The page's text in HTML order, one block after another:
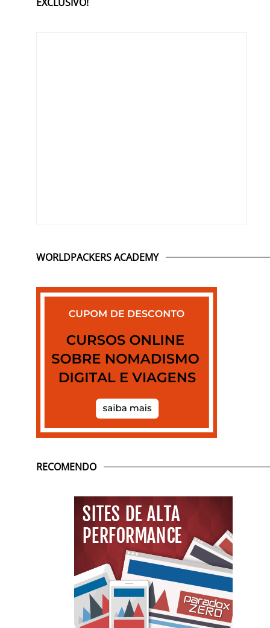
WORLDPACKERS ACADEMY
RECOMENDO